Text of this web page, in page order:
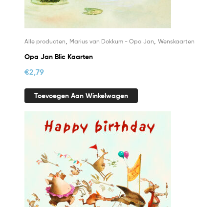
Alle producten Marius van Dokkum - Opa Jan Wenskaarten
Opa Jan Blic Kaarten
€2,79
Toevoegen Aan Winkelwagen